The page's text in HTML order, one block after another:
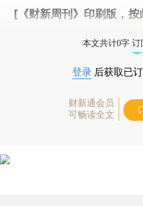
[《财新周刊》印刷版， 按
本文共计0字
登录 后获取已
财新通会员
可畅读全文